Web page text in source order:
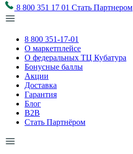
8 800 351 17 01 Стать Партнером
8 800 351-17-01
О маркетплейсе
О федеральных ТЦ Кубатура
Бонусные баллы
Акции
Доставка
Гарантия
Блог
B2B
Стать Партнёром